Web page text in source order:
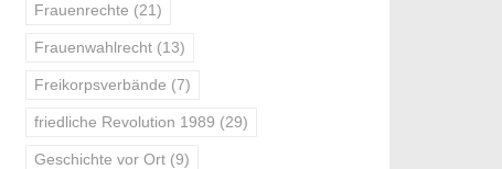
Frauenrechte (21)
Frauenwahlrecht (13)
Freikorpsverbände (7)
friedliche Revolution 1989 (29)
Geschichte vor Ort (9)